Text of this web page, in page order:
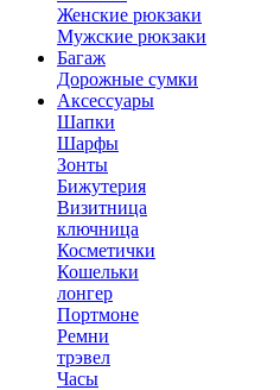
Женские рюкзаки
Мужские рюкзаки
Багаж
Дорожные сумки
Аксессуары
Шапки
Шарфы
Зонты
Бижутерия
Визитница
ключница
Косметички
Кошельки
лонгер
Портмоне
Ремни
трэвел
Часы